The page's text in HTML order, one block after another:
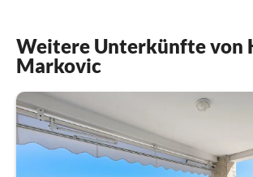
Weitere Unterkünfte von
Markovic